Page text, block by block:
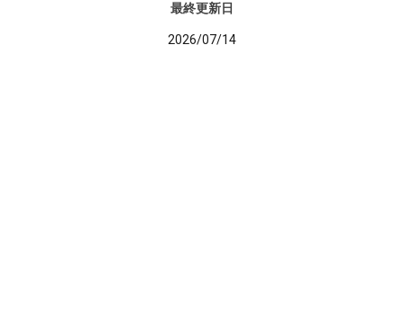
最終更新日
2026/07/14